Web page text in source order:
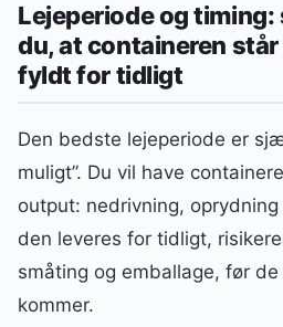
Lejeperiode og timing:
du, at containeren
fyldt for tidligt
Den bedste lejeperiode er
muligt”. Du vil have
output: nedrivning,
den leveres for tidligt,
småting og emballage, før
kommer.